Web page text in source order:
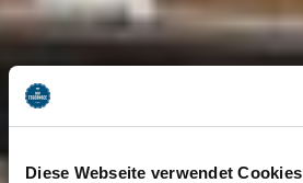
Diese Webseite verwendet Cookies